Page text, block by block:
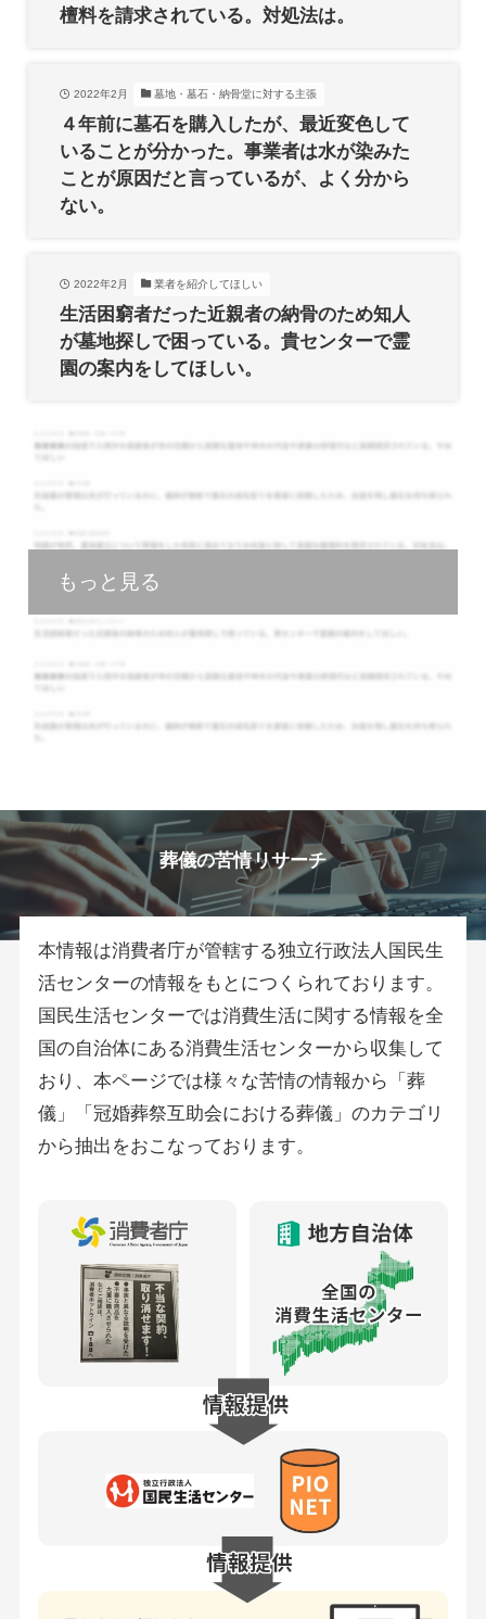
檀料を請求されている。対処法は。
2022年2月 墓地・墓石・納骨堂に対する主張
４年前に墓石を購入したが、最近変色して
いることが分かった。事業者は水が染みた
ことが原因だと言っているが、よく分から
ない。
2022年2月 業者を紹介してほしい
生活困窮者だった近親者の納骨のため知人
が墓地探しで困っている。貴センターで霊
園の案内をしてほしい。
もっと見る
葬儀の苦情リサーチ
本情報は消費者庁が管轄する独立行政法人国民生
活センターの情報をもとにつくられております。
国民生活センターでは消費生活に関する情報を全
国の自治体にある消費生活センターから収集して
おり、本ページでは様々な苦情の情報から「葬
儀」「冠婚葬祭互助会における葬儀」のカテゴリ
から抽出をおこなっております。